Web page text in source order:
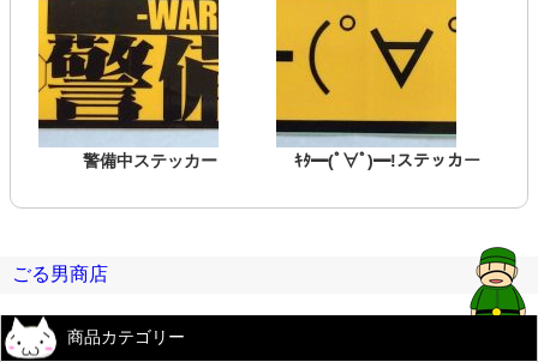
警備中ステッカー ｷﾀ━(ﾟ∀ﾟ)━!ステッカー
ごる男商店
商品カテゴリー